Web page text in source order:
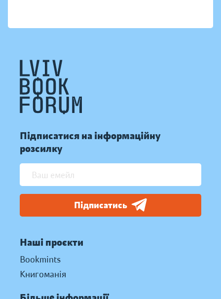
Підписатися на інформаційну
розсилку
Підписатись
Наші проєкти
Bookmints
Книгоманія